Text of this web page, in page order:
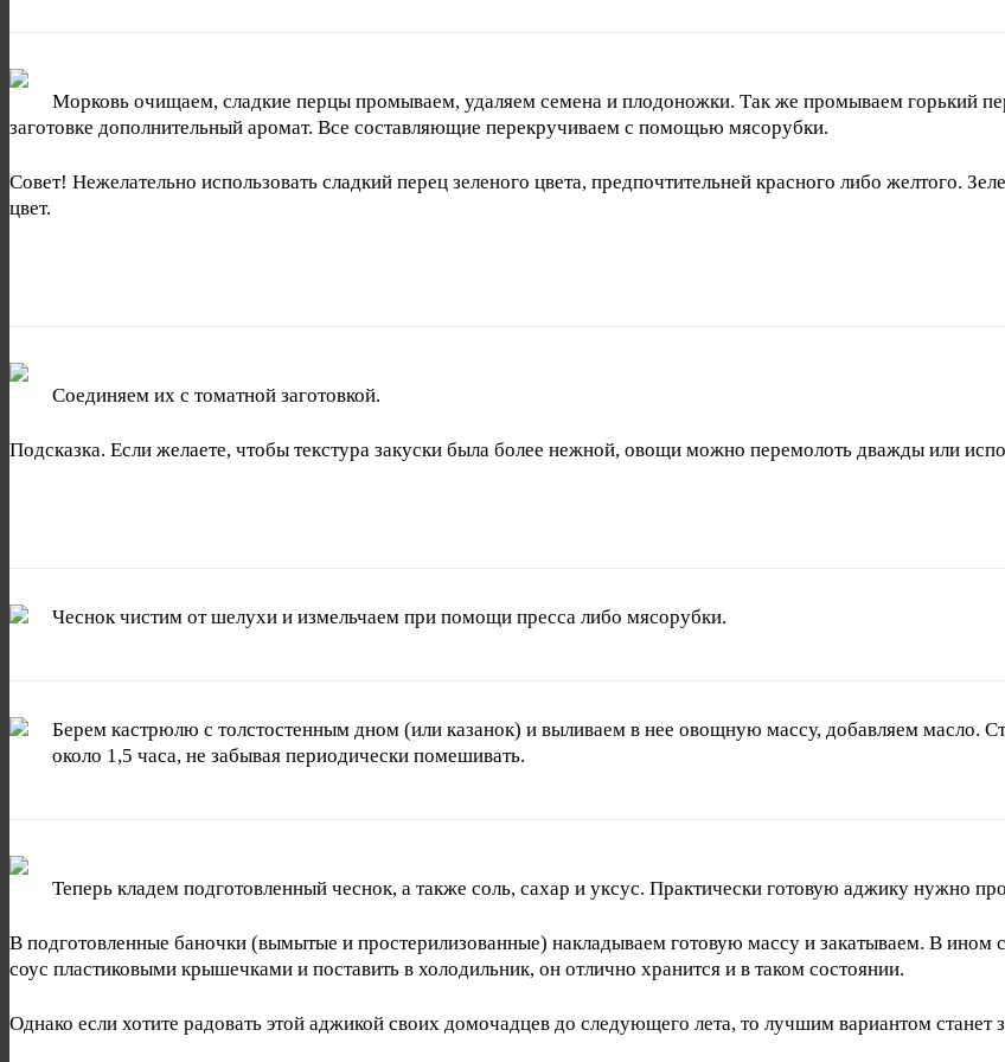
Морковь очищаем, сладкие перцы промываем, удаляем семена и плодоножки. Так же промываем горький
заготовке дополнительный аромат. Все составляющие перекручиваем с помощью мясорубки.
Совет! Нежелательно использовать сладкий перец зеленого цвета, предпочтительней красного либо желтого.
цвет.
Соединяем их с томатной заготовкой.
Подсказка. Если желаете, чтобы текстура закуски была более нежной, овощи можно перемолоть дважды или
Чеснок чистим от шелухи и измельчаем при помощи пресса либо мясорубки.
Берем кастрюлю с толстостенным дном (или казанок) и выливаем в нее овощную массу, добавляем масло.
около 1,5 часа, не забывая периодически помешивать.
Теперь кладем подготовленный чеснок, а также соль, сахар и уксус. Практически готовую аджику нужно
В подготовленные баночки (вымытые и простерилизованные) накладываем готовую массу и закатываем. В ином
соус пластиковыми крышечками и поставить в холодильник, он отлично хранится и в таком состоянии.
Однако если хотите радовать этой аджикой своих домочадцев до следующего лета, то лучшим вариантом